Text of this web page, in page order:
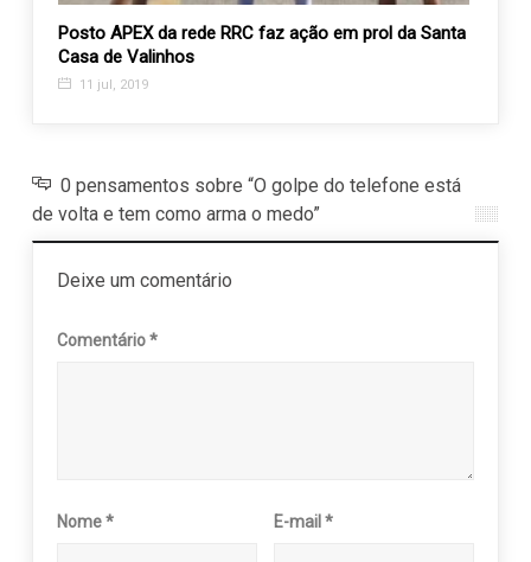
Posto APEX da rede RRC faz ação em prol da Santa
Casa de Valinhos
11 jul, 2019
0 pensamentos sobre “O golpe do telefone está
de volta e tem como arma o medo”
Deixe um comentário
Comentário*
Nome* E-mail*